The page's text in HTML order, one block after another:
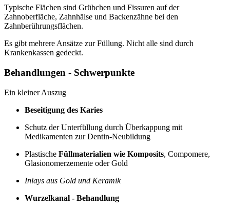
Typische Flächen sind Grübchen und Fissuren auf der
Zahnoberfläche, Zahnhälse und Backenzähne bei den
Zahnberührungsflächen.
Es gibt mehrere Ansätze zur Füllung. Nicht alle sind durch
Krankenkassen gedeckt.
Behandlungen - Schwerpunkte
Ein kleiner Auszug
Beseitigung des Karies
Schutz der Unterfüllung durch Überkappung mit
Medikamenten zur Dentin-Neubildung
Plastische Füllmaterialien wie Komposits, Compomere,
Glasionomerzemente oder Gold
Inlays aus Gold und Keramik
Wurzelkanal - Behandlung